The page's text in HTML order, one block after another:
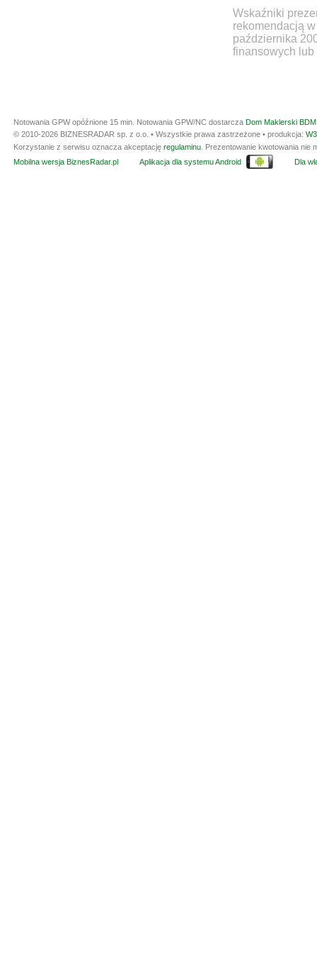
Wskaźniki
rekomendacją
października
finansowych lub
Notowania GPW opóźnione 15 min. Notowania GPW/NC dostarcza Dom Maklerski
© 2010-2026 BIZNESRADAR sp. z o.o. • Wszystkie prawa zastrzeżone • produkcja:
Korzystanie z serwisu oznacza akceptację regulaminu . Prezentowanie kwotowania
Mobilna wersja BiznesRadar.pl
Aplikacja dla systemu Android Dla